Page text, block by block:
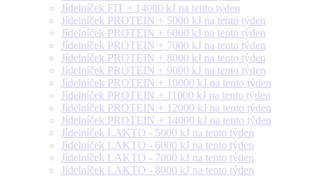
Jídelníček FIT + 14000 kJ na tento týden
Jídelníček PROTEIN + 5000 kJ na tento týden
Jídelníček PROTEIN + 6000 kJ na tento týden
Jídelníček PROTEIN + 7000 kJ na tento týden
Jídelníček PROTEIN + 8000 kJ na tento týden
Jídelníček PROTEIN + 9000 kJ na tento týden
Jídelníček PROTEIN + 10000 kJ na tento týden
Jídelníček PROTEIN + 11000 kJ na tento týden
Jídelníček PROTEIN + 12000 kJ na tento týden
Jídelníček PROTEIN + 14000 kJ na tento týden
Jídelníček LAKTO - 5000 kJ na tento týden
Jídelníček LAKTO - 6000 kJ na tento týden
Jídelníček LAKTO - 7000 kJ na tento týden
Jídelníček LAKTO - 8000 kJ na tento týden